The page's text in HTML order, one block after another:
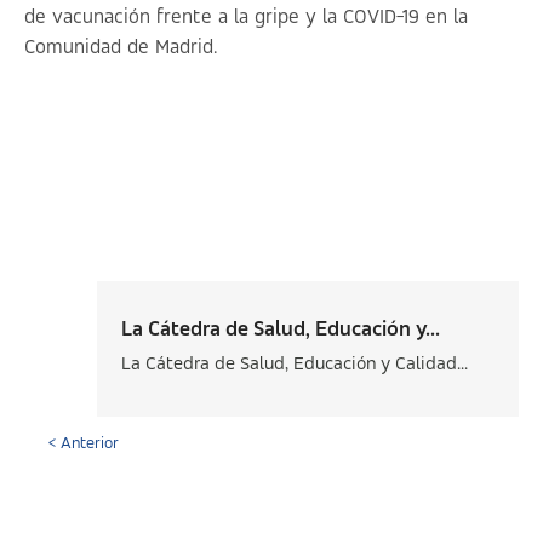
de vacunación frente a la gripe y la COVID-19 en la
Comunidad de Madrid.
La Cátedra de Salud, Educación y...
La Cátedra de Salud, Educación y Calidad...
< Anterior